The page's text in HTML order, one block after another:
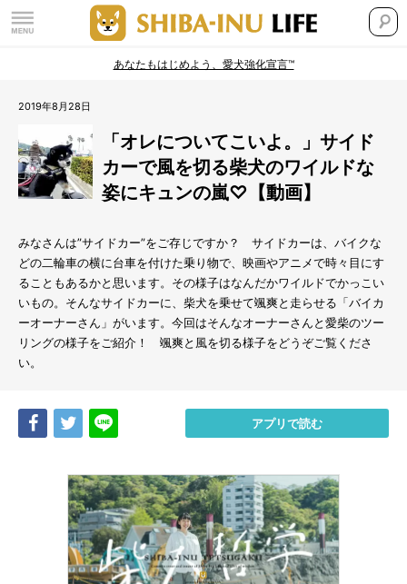
あなたもはじめよう、愛犬強化宣言™
2019年8月28日
「オレについてこいよ。」サイド
カーで風を切る柴犬のワイルドな
姿にキュンの嵐♡【動画】
みなさんは”サイドカー”をご存じですか？ サイドカーは、バイクな
どの二輪車の横に台車を付けた乗り物で、映画やアニメで時々目にす
ることもあるかと思います。その様子はなんだかワイルドでかっこい
いもの。そんなサイドカーに、柴犬を乗せて颯爽と走らせる「バイカ
ーオーナーさん」がいます。今回はそんなオーナーさんと愛柴のツー
リングの様子をご紹介！ 颯爽と風を切る様子をどうぞご覧くださ
い。
Share Tweet アプリで読む